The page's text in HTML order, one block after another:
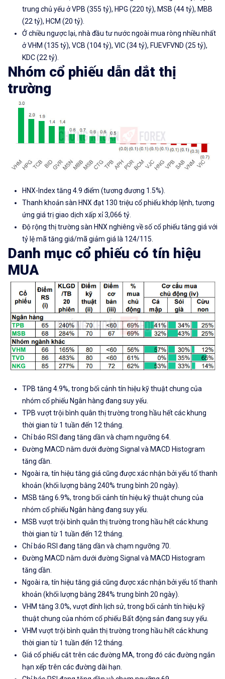
trung chủ yếu ở VPB (355 tỷ), HPG (220 tỷ), MSB (44 tỷ), MBB
(22 tỷ), HCM (20 tỷ).
Ở chiều ngược lại, nhà đầu tư nước ngoài mua ròng nhiều nhất
ở VHM (135 tỷ), VCB (104 tỷ), VIC (34 tỷ), FUEVFVND (25 tỷ),
KDC (22 tỷ).
Nhóm cổ phiếu dẫn dắt thị
trường
HNX-Index tăng 4.9 điểm (tương đương 1.5%).
Thanh khoản sàn HNX đạt 130 triệu cổ phiếu khớp lệnh, tương
ứng giá trị giao dịch xấp xỉ 3,066 tỷ.
Độ rộng thị trường sàn HNX nghiêng về số cổ phiếu tăng giá với
tỷ lệ mã tăng giá/mã giảm giá là 124/115.
Danh mục cổ phiếu có tín hiệu
MUA
TPB tăng 4.9%, trong bối cảnh tín hiệu kỹ thuật chung của
nhóm cổ phiếu Ngân hàng đang suy yếu.
TPB vượt trội bình quân thị trường trong hầu hết các khung
thời gian từ 1 tuần đến 12 tháng.
Chỉ báo RSI đang tăng dần và chạm ngưỡng 64.
Đường MACD nằm dưới đường Signal và MACD Histogram
tăng dần.
Ngoài ra, tín hiệu tăng giá cũng được xác nhận bởi yếu tố thanh
khoản (khối lượng bằng 240% trung bình 20 ngày).
MSB tăng 6.9%, trong bối cảnh tín hiệu kỹ thuật chung của
nhóm cổ phiếu Ngân hàng đang suy yếu.
MSB vượt trội bình quân thị trường trong hầu hết các khung
thời gian từ 1 tuần đến 12 tháng.
Chỉ báo RSI đang tăng dần và chạm ngưỡng 70.
Đường MACD nằm dưới đường Signal và MACD Histogram
tăng dần.
Ngoài ra, tín hiệu tăng giá cũng được xác nhận bởi yếu tố thanh
khoản (khối lượng bằng 284% trung bình 20 ngày).
VHM tăng 3.0%, vượt đỉnh lịch sử, trong bối cảnh tín hiệu kỹ
thuật chung của nhóm cổ phiếu Bất động sản đang suy yếu.
VHM vượt trội bình quân thị trường trong hầu hết các khung
thời gian từ 1 tuần đến 12 tháng.
Giá cổ phiếu cắt trên các đường MA, trong đó các đường ngắn
hạn xếp trên các đường dài hạn.